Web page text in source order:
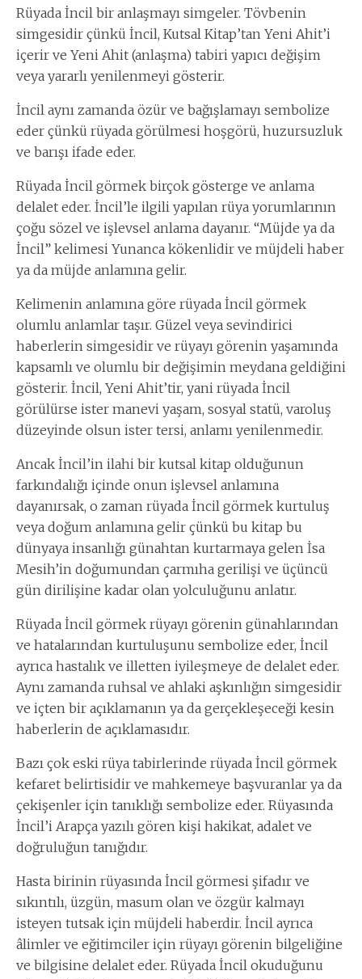
Rüyada İncil bir anlaşmayı simgeler. Tövbenin
simgesidir çünkü İncil, Kutsal Kitap’tan Yeni Ahit’i
içerir ve Yeni Ahit (anlaşma) tabiri yapıcı değişim
veya yararlı yenilenmeyi gösterir.
İncil aynı zamanda özür ve bağışlamayı sembolize
eder çünkü rüyada görülmesi hoşgörü, huzursuzluk
ve barışı ifade eder.
Rüyada İncil görmek birçok gösterge ve anlama
delalet eder. İncil’le ilgili yapılan rüya yorumlarının
çoğu sözel ve işlevsel anlama dayanır. “Müjde ya da
İncil” kelimesi Yunanca kökenlidir ve müjdeli haber
ya da müjde anlamına gelir.
Kelimenin anlamına göre rüyada İncil görmek
olumlu anlamlar taşır. Güzel veya sevindirici
haberlerin simgesidir ve rüyayı görenin yaşamında
kapsamlı ve olumlu bir değişimin meydana geldiğini
gösterir. İncil, Yeni Ahit’tir, yani rüyada İncil
görülürse ister manevi yaşam, sosyal statü, varoluş
düzeyinde olsun ister tersi, anlamı yenilenmedir.
Ancak İncil’in ilahi bir kutsal kitap olduğunun
farkındalığı içinde onun işlevsel anlamına
dayanırsak, o zaman rüyada İncil görmek kurtuluş
veya doğum anlamına gelir çünkü bu kitap bu
dünyaya insanlığı günahtan kurtarmaya gelen İsa
Mesih’in doğumundan çarmıha gerilişi ve üçüncü
gün dirilişine kadar olan yolculuğunu anlatır.
Rüyada İncil görmek rüyayı görenin günahlarından
ve hatalarından kurtuluşunu sembolize eder, İncil
ayrıca hastalık ve illetten iyileşmeye de delalet eder.
Aynı zamanda ruhsal ve ahlaki aşkınlığın simgesidir
ve içten bir açıklamanın ya da gerçekleşeceği kesin
haberlerin de açıklamasıdır.
Bazı çok eski rüya tabirlerinde rüyada İncil görmek
kefaret belirtisidir ve mahkemeye başvuranlar ya da
çekişenler için tanıklığı sembolize eder. Rüyasında
İncil’i Arapça yazılı gören kişi hakikat, adalet ve
doğruluğun tanığıdır.
Hasta birinin rüyasında İncil görmesi şifadır ve
sıkıntılı, üzgün, masum olan ve özgür kalmayı
isteyen tutsak için müjdeli haberdir. İncil ayrıca
âlimler ve eğitimciler için rüyayı görenin bilgeliğine
ve bilgisine delalet eder. Rüyada İncil okuduğunu